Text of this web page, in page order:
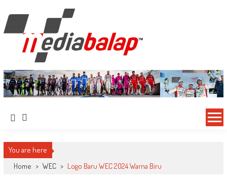
MediaBalap.com | Informasi Balap
Terupdate
Seputar MotoGP GP2 GP3 F2 F3 SERI ASIA LMP2 F1 dll
You are here
Home > WEC > Logo Baru WEC 2024 Warna Biru